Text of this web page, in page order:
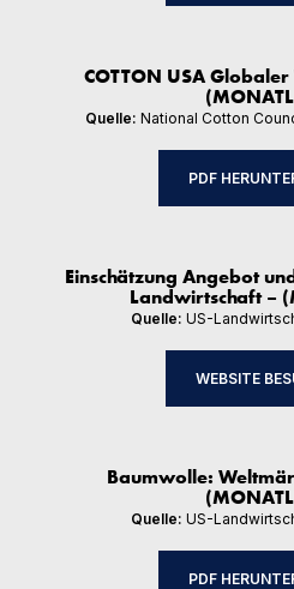
COTTON USA
Quelle: National Cotton
PDF
Einschätzung Angebot
Landwirtschaft –
Quelle: US-
WEBSITE
Baumwolle:
Quelle: US-
PDF